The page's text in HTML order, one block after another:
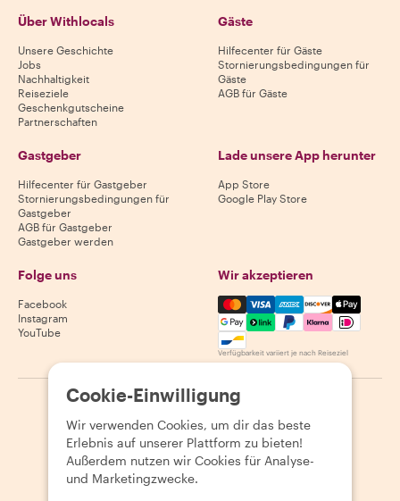
Über Withlocals
Unsere Geschichte
Jobs
Nachhaltigkeit
Reiseziele
Geschenkgutscheine
Partnerschaften
Gäste
Hilfecenter für Gäste
Stornierungsbedingungen für
Gäste
AGB für Gäste
Gastgeber
Hilfecenter für Gastgeber
Stornierungsbedingungen für
Gastgeber
AGB für Gastgeber
Gastgeber werden
Lade unsere App herunter
App Store
Google Play Store
Folge uns
Facebook
Instagram
YouTube
Wir akzeptieren
Mastercard, Visa, Amex,
Verfügbarkeit variiert je nach Reiseziel
Datenschutzerklärung
Seitenübersicht
Cookie-Einwilligung
Wir verwenden Cookies, um dir das beste
Erlebnis auf unserer Plattform zu bieten!
Außerdem nutzen wir Cookies für Analyse-
und Marketingzwecke.